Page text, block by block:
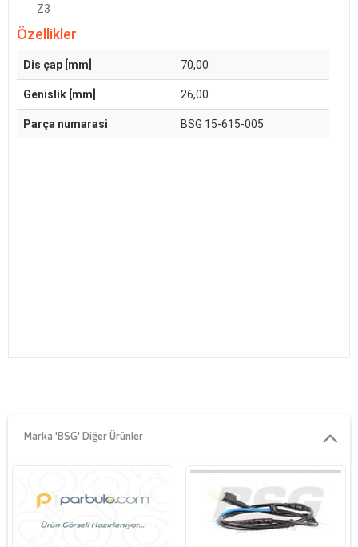
Z3
Özellikler
Dis çap [mm] 70,00
Genislik [mm] 26,00
Parça numarasi BSG 15-615-005
Marka 'BSG' Diğer Ürünler